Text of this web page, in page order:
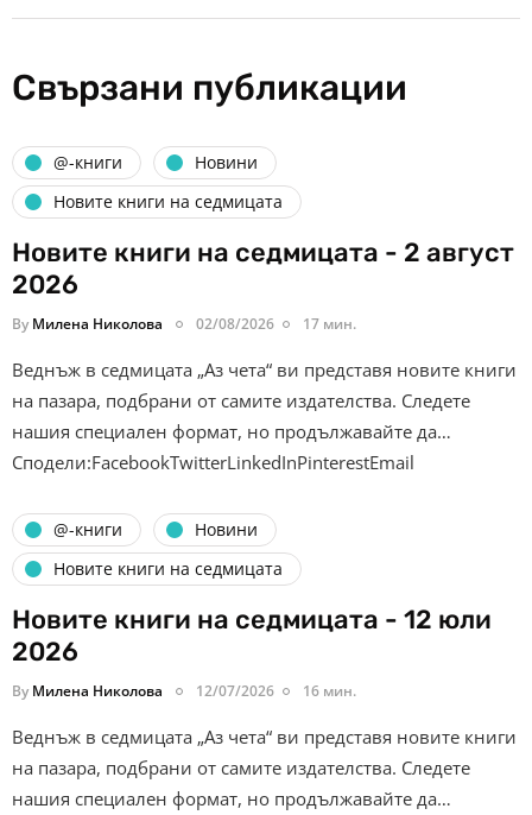
Свързани публикации
@-книги
Новини
Новите книги на седмицата
Новите книги на седмицата - 2 август
2026
By Милена Николова 02/08/2026 17 мин.
Веднъж в седмицата „Аз чета“ ви представя новите книги
на пазара, подбрани от самите издателства. Следете
нашия специален формат, но продължавайте да…
Сподели:FacebookTwitterLinkedInPinterestEmail
@-книги
Новини
Новите книги на седмицата
Новите книги на седмицата - 12 юли
2026
By Милена Николова 12/07/2026 16 мин.
Веднъж в седмицата „Аз чета“ ви представя новите книги
на пазара, подбрани от самите издателства. Следете
нашия специален формат, но продължавайте да…